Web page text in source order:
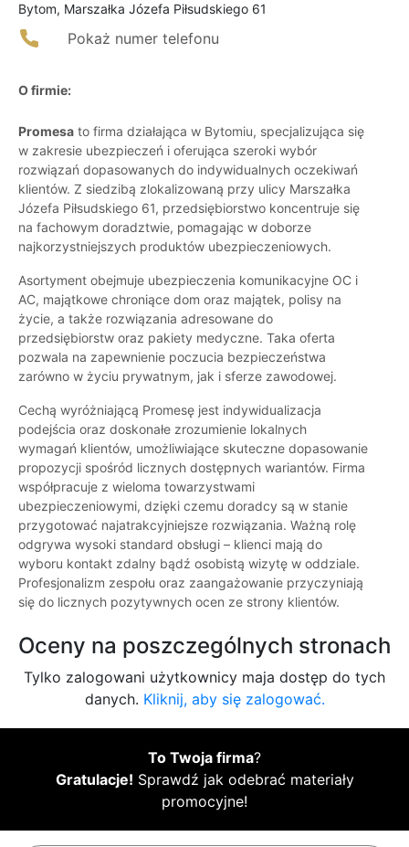
Bytom, Marszałka Józefa Piłsudskiego 61
Pokaż numer telefonu
O firmie:
Promesa to firma działająca w Bytomiu, specjalizująca się
w zakresie ubezpieczeń i oferująca szeroki wybór
rozwiązań dopasowanych do indywidualnych oczekiwań
klientów. Z siedzibą zlokalizowaną przy ulicy Marszałka
Józefa Piłsudskiego 61, przedsiębiorstwo koncentruje się
na fachowym doradztwie, pomagając w doborze
najkorzystniejszych produktów ubezpieczeniowych.
Asortyment obejmuje ubezpieczenia komunikacyjne OC i
AC, majątkowe chroniące dom oraz majątek, polisy na
życie, a także rozwiązania adresowane do
przedsiębiorstw oraz pakiety medyczne. Taka oferta
pozwala na zapewnienie poczucia bezpieczeństwa
zarówno w życiu prywatnym, jak i sferze zawodowej.
Cechą wyróżniającą Promesę jest indywidualizacja
podejścia oraz doskonałe zrozumienie lokalnych
wymagań klientów, umożliwiające skuteczne dopasowanie
propozycji spośród licznych dostępnych wariantów. Firma
współpracuje z wieloma towarzystwami
ubezpieczeniowymi, dzięki czemu doradcy są w stanie
przygotować najatrakcyjniejsze rozwiązania. Ważną rolę
odgrywa wysoki standard obsługi – klienci mają do
wyboru kontakt zdalny bądź osobistą wizytę w oddziale.
Profesjonalizm zespołu oraz zaangażowanie przyczyniają
się do licznych pozytywnych ocen ze strony klientów.
Oceny na poszczególnych stronach
Tylko zalogowani użytkownicy maja dostęp do tych
danych. Kliknij, aby się zalogować.
To Twoja firma?
Gratulacje! Sprawdź jak odebrać materiały
promocyjne!